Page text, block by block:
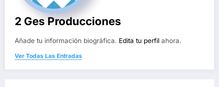
2 Ges Producciones
Añade tu información biográfica. Edita tu perfil ahora.
Ver Todas Las Entradas